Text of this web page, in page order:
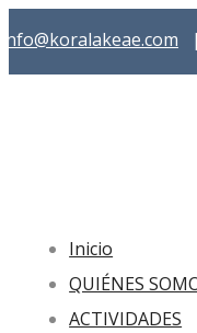
info@koralakeae.com |
Inicio
QUIÉNES
ACTIVIDADES